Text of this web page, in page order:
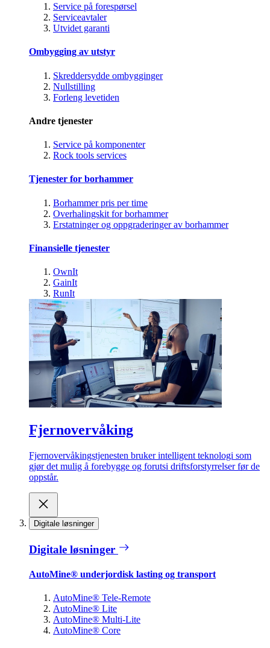
Service på forespørsel
Serviceavtaler
Utvidet garanti
Ombygging av utstyr
Skreddersydde ombygginger
Nullstilling
Forleng levetiden
Andre tjenester
Service på komponenter
Rock tools services
Tjenester for borhammer
Borhammer pris per time
Overhalingskit for borhammer
Erstatninger og oppgraderinger av borhammer
Finansielle tjenester
OwnIt
GainIt
RunIt
Fjernovervåking
Fjernovervåkingstjenesten bruker intelligent teknologi som
gjør det mulig å forebygge og forutsi driftsforstyrrelser før de
oppstår.
Digitale løsninger
Digitale løsninger
AutoMine® underjordisk lasting og transport
AutoMine® Tele-Remote
AutoMine® Lite
AutoMine® Multi-Lite
AutoMine® Core